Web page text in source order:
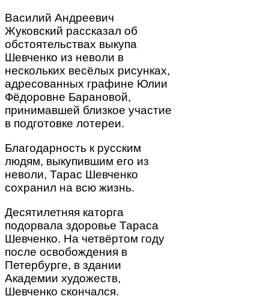
Василий Андреевич
Жуковский рассказал об
обстоятельствах выкупа
Шевченко из неволи в
нескольких весёлых рисунках,
адресованных графине Юлии
Фёдоровне Барановой,
принимавшей близкое участие
в подготовке лотереи.
Благодарность к русским
людям, выкупившим его из
неволи, Тарас Шевченко
сохранил на всю жизнь.
Десятилетняя каторга
подорвала здоровье Тараса
Шевченко. На четвёртом году
после освобождения в
Петербурге, в здании
Академии художеств,
Шевченко скончался.